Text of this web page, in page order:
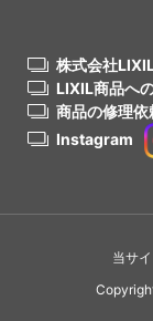
株式会社
LIXIL商品へ
商品の修理依
Instagram
当サ